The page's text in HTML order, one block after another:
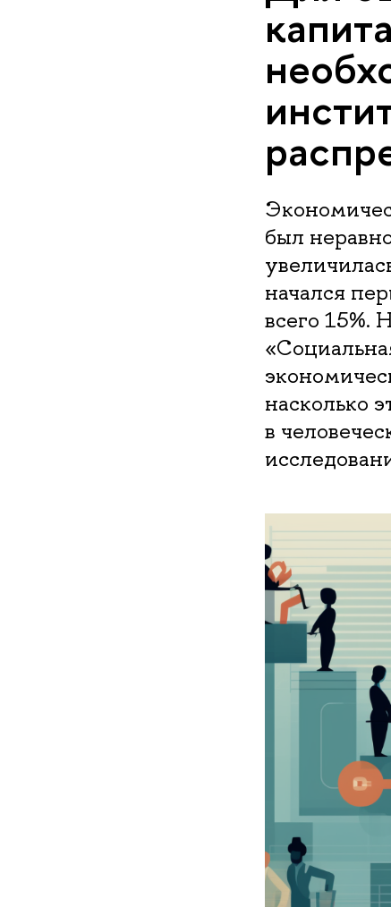
был
начался
всего 15%.
насколько
в